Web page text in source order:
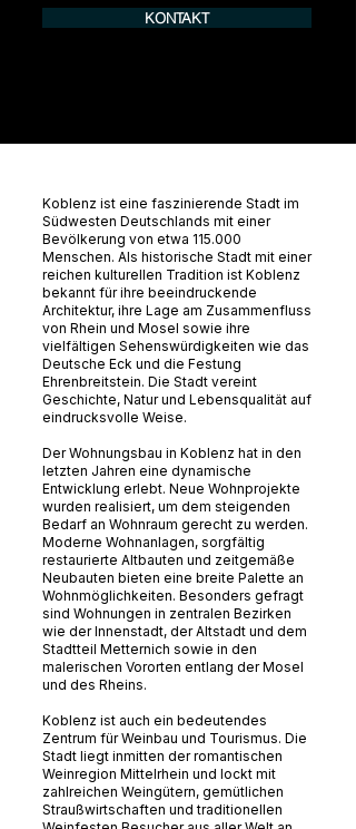
KONTAKT
Koblenz ist eine faszinierende Stadt im
Südwesten Deutschlands mit einer
Bevölkerung von etwa 115.000
Menschen. Als historische Stadt mit einer
reichen kulturellen Tradition ist Koblenz
bekannt für ihre beeindruckende
Architektur, ihre Lage am Zusammenfluss
von Rhein und Mosel sowie ihre
vielfältigen Sehenswürdigkeiten wie das
Deutsche Eck und die Festung
Ehrenbreitstein. Die Stadt vereint
Geschichte, Natur und Lebensqualität auf
eindrucksvolle Weise.
Der Wohnungsbau in Koblenz hat in den
letzten Jahren eine dynamische
Entwicklung erlebt. Neue Wohnprojekte
wurden realisiert, um dem steigenden
Bedarf an Wohnraum gerecht zu werden.
Moderne Wohnanlagen, sorgfältig
restaurierte Altbauten und zeitgemäße
Neubauten bieten eine breite Palette an
Wohnmöglichkeiten. Besonders gefragt
sind Wohnungen in zentralen Bezirken
wie der Innenstadt, der Altstadt und dem
Stadtteil Metternich sowie in den
malerischen Vororten entlang der Mosel
und des Rheins.
Koblenz ist auch ein bedeutendes
Zentrum für Weinbau und Tourismus. Die
Stadt liegt inmitten der romantischen
Weinregion Mittelrhein und lockt mit
zahlreichen Weingütern, gemütlichen
Straußwirtschaften und traditionellen